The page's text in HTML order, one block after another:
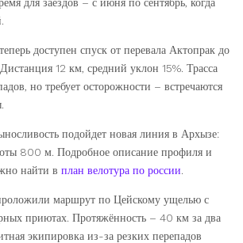
доступен спуск от перевала Актопрак до
12 км, средний уклон 15%. Трасса
но требует осторожности – встречаются
подойдет новая линия в Архызе:
800 м. Подробное описание профиля и
найти вплан велотура по россии
маршрут по Цейскому ущелью с
приютах. Протяжённость – 40 км за два
экипировка из-за резких перепадов